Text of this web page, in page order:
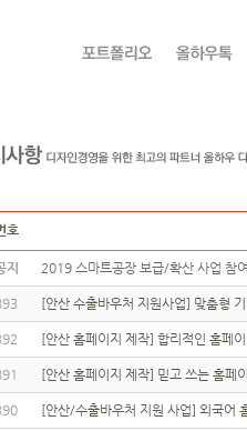
호
지 2019 스마트공장 보급/확산 사업
[안산 수출바우처 지원사업] 맞춤형
[안산 홈페이지 제작] 합리적인 홈페
[안산 홈페이지 제작] 믿고 쓰는 홈페
[안산/수출바우처 지원 사업] 외국어